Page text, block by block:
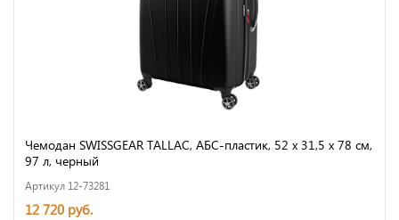
Чемодан SWISSGEAR TALLAC, АБС-пластик, 52 x 31,5 x 78 см,
97 л, черный
Артикул 12-73281
12 720 руб.